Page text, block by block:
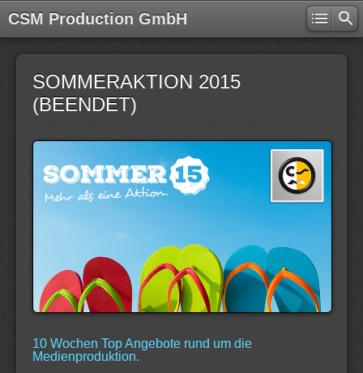
CSM Production GmbH
SOMMERAKTION 2015
(BEENDET)
10 Wochen Top Angebote rund um die
Medienproduktion.